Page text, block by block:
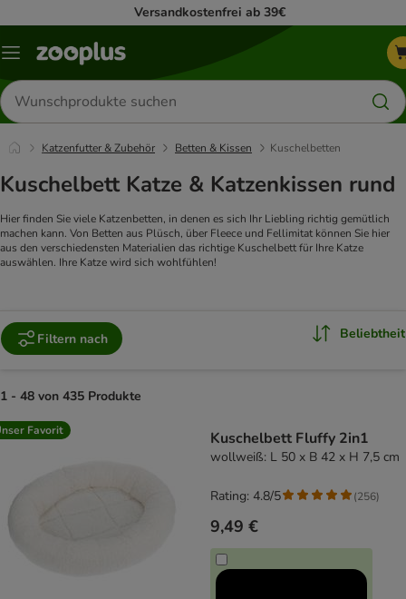
Versandkostenfrei ab 39€
Menü
Produkte
suchen
Katzenfutter & Zubehör Betten & Kissen Kuschelbetten
Kuschelbett Katze & Katzenkissen rund
Hier finden Sie viele Katzenbetten, in denen es sich Ihr Liebling richtig gemütlich
machen kann. Von Betten aus Plüsch, über Fleece und Fellimitat können Sie hier
aus den verschiedensten Materialien das richtige Kuschelbett für Ihre Katze
auswählen. Ihre Katze wird sich wohlfühlen!
Filtern nach Beliebtheit
1 - 48 von 435 Produkte
product items have been changed
Favorit Kuschelbett Fluffy 2in1
wollweiß: L 50 x B 42 x H 7,5 cm
9,49 €
Rating: 4.8/5 (256)